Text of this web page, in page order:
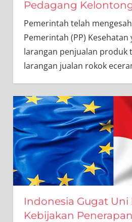
Pedagang
Pemerintah telah
Pemerintah (PP) Kesehatan
larangan penjualan produk
larangan jualan rokok
Indonesia Gugat Uni
Kebijakan